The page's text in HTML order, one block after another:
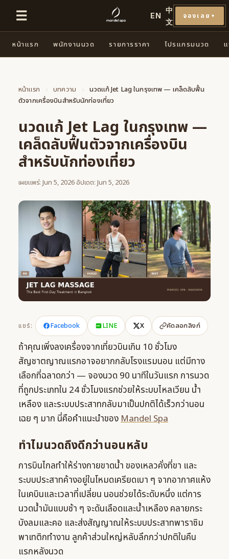
☰ EN
中
文
จองเลย ▼
หน้าแรก พนักงานนวด รายการราคา โปรแกรมนวด
หน้าแรก › บทความ › นวดแก้ Jet Lag ในกรุงเทพ — เคล็ดลับฟื้น
ตัวจากเครื่องบินสำหรับนักท่องเที่ยว
นวดแก้ Jet Lag ในกรุงเทพ —
เคล็ดลับฟื้นตัวจากเครื่องบิน
สำหรับนักท่องเที่ยว
เผยแพร่: Jun 5, 2026·อัปเดต: Jun 5, 2026
แชร์: Facebook LINE X คัดลอกลิงก์
ถ้าคุณเพิ่งลงเครื่องจากเที่ยวบินเกิน 10 ชั่วโมง
สัญชาตญาณแรกอาจอยากกลับโรงแรมนอน แต่มีทาง
เลือกที่ฉลาดกว่า — จองนวด 90 นาทีในวันแรก การนวด
ที่ถูกประเภทใน 24 ชั่วโมงแรกช่วยให้ระบบไหลเวียน น้ำ
เหลือง และระบบประสาทกลับมาเป็นปกติได้เร็วกว่านอน
เฉย ๆ มาก นี่คือคำแนะนำของMandel Spa
ทำไมนวดถึงดีกว่านอนหลับ
การบินไกลทำให้ร่างกายขาดน้ำ ของเหลวคั่งที่ขา และ
ระบบประสาทค้างอยู่ในโหมดเครียดเบา ๆ จากอากาศแห้ง
ในเคบินและเวลาที่เปลี่ยน นอนช่วยได้ระดับหนึ่ง แต่การ
นวดน้ำมันแบบช้า ๆ จะดันเลือดและน้ำเหลือง คลายกระ
บังลมและคอ และส่งสัญญาณให้ระบบประสาทพาราซิม
พาเทติกทำงาน ลูกค้าส่วนใหญ่หลับลึกกว่าปกติในคืน
แรกหลังนวด